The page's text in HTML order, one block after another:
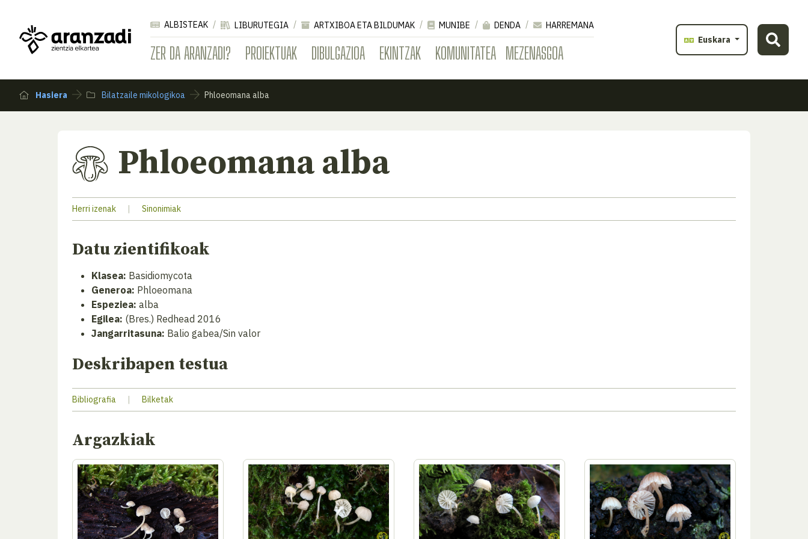
ZER DA ARANZADI? PROIEKTUAK DIBULGAZIOA EKINTZAK KOMUNITATEA MEZENASGOA
ALBISTEAK LIBURUTEGIA ARTXIBOA ETA BILDUMAK MUNIBE DENDA
HARREMANA
Euskara
Hasiera Bilatzaile mikologikoa Phloeomana alba
Phloeomana alba
Herri izenak | Sinonimiak
Datu zientifikoak
Klasea: Basidiomycota
Generoa: Phloeomana
Espeziea: alba
Egilea: (Bres.) Redhead 2016
Jangarritasuna: Balio gabea/Sin valor
Deskribapen testua
Bibliografia | Bilketak
Argazkiak